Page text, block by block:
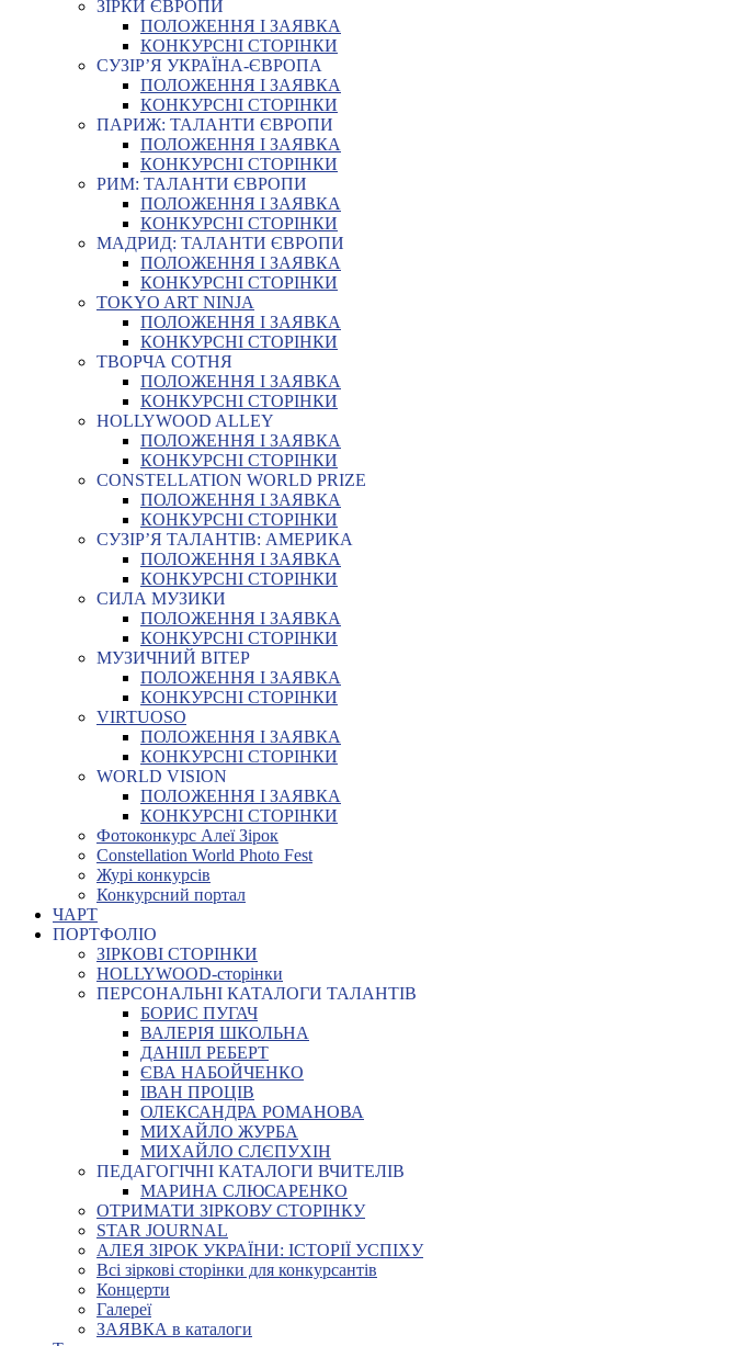
ЗІРКИ ЄВРОПИ
ПОЛОЖЕННЯ І ЗАЯВКА
КОНКУРСНІ СТОРІНКИ
СУЗІР’Я УКРАЇНА-ЄВРОПА
ПОЛОЖЕННЯ І ЗАЯВКА
КОНКУРСНІ СТОРІНКИ
ПАРИЖ: ТАЛАНТИ ЄВРОПИ
ПОЛОЖЕННЯ І ЗАЯВКА
КОНКУРСНІ СТОРІНКИ
РИМ: ТАЛАНТИ ЄВРОПИ
ПОЛОЖЕННЯ І ЗАЯВКА
КОНКУРСНІ СТОРІНКИ
МАДРИД: ТАЛАНТИ ЄВРОПИ
ПОЛОЖЕННЯ І ЗАЯВКА
КОНКУРСНІ СТОРІНКИ
TOKYO ART NINJA
ПОЛОЖЕННЯ І ЗАЯВКА
КОНКУРСНІ СТОРІНКИ
ТВОРЧА СОТНЯ
ПОЛОЖЕННЯ І ЗАЯВКА
КОНКУРСНІ СТОРІНКИ
HOLLYWOOD ALLEY
ПОЛОЖЕННЯ І ЗАЯВКА
КОНКУРСНІ СТОРІНКИ
CONSTELLATION WORLD PRIZE
ПОЛОЖЕННЯ І ЗАЯВКА
КОНКУРСНІ СТОРІНКИ
СУЗІР’Я ТАЛАНТІВ: АМЕРИКА
ПОЛОЖЕННЯ І ЗАЯВКА
КОНКУРСНІ СТОРІНКИ
СИЛА МУЗИКИ
ПОЛОЖЕННЯ І ЗАЯВКА
КОНКУРСНІ СТОРІНКИ
МУЗИЧНИЙ ВІТЕР
ПОЛОЖЕННЯ І ЗАЯВКА
КОНКУРСНІ СТОРІНКИ
VIRTUOSO
ПОЛОЖЕННЯ І ЗАЯВКА
КОНКУРСНІ СТОРІНКИ
WORLD VISION
ПОЛОЖЕННЯ І ЗАЯВКА
КОНКУРСНІ СТОРІНКИ
Фотоконкурс Алеї Зірок
Constellation World Photo Fest
Журі конкурсів
Конкурсний портал
ЧАРТ
ПОРТФОЛІО
ЗІРКОВІ СТОРІНКИ
HOLLYWOOD-сторінки
ПЕРСОНАЛЬНІ КАТАЛОГИ ТАЛАНТІВ
БОРИС ПУГАЧ
ВАЛЕРІЯ ШКОЛЬНА
ДАНІІЛ РЕБЕРТ
ЄВА НАБОЙЧЕНКО
ІВАН ПРОЦІВ
ОЛЕКСАНДРА РОМАНОВА
МИХАЙЛО ЖУРБА
МИХАЙЛО СЛЄПУХІН
ПЕДАГОГІЧНІ КАТАЛОГИ ВЧИТЕЛІВ
МАРИНА СЛЮСАРЕНКО
ОТРИМАТИ ЗІРКОВУ СТОРІНКУ
STAR JOURNAL
АЛЕЯ ЗІРОК УКРАЇНИ: ІСТОРІЇ УСПІХУ
Всі зіркові сторінки для конкурсантів
Концерти
Галереї
ЗАЯВКА в каталоги